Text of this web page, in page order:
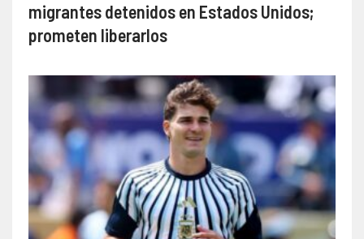
migrantes detenidos en Estados Unidos;
prometen liberarlos